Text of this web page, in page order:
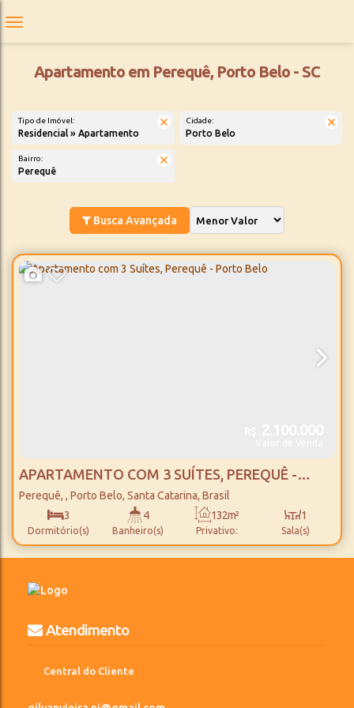
Apartamento em Perequê, Porto Belo - SC
Tipo de Imóvel:
Residencial » Apartamento
Cidade:
Porto Belo
Bairro:
Perequê
Busca Avançada
APARTAMENTO COM 3 SUÍTES, PEREQUÊ -
PORTO BELO
Perequê , Porto Belo, Santa Catarina, Brasil
3
Dormitório(s)
4
Banheiro(s) Privativo:
132m² 1
Sala(s)
3 2 55m 153m²
Atendimento
Central do Cliente